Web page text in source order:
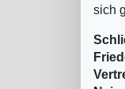
sich